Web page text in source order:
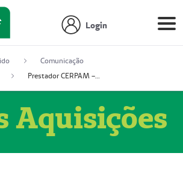
Login
Comunicação
Prestador CERPAM – Centro de Reabilitação S/S Ltda-ME (52004274-8)
Aquisições